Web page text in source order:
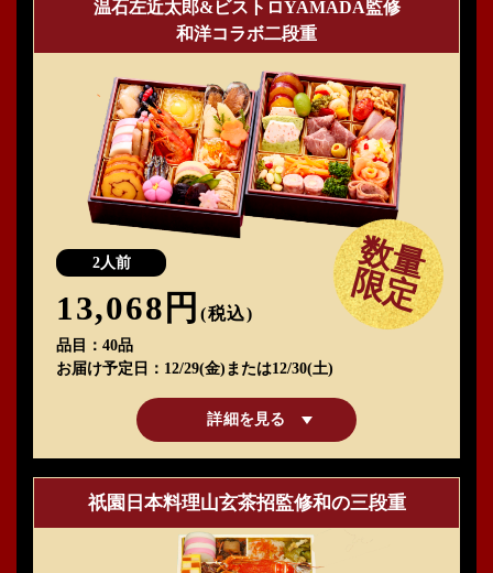
数量
限定
温石左近太郎& ビストロYAMADA監修
和洋コラボ二段重
2人前
品目
40品
お届け予定日
12/29(金)または12/30(土)
13,068円 (税込)
詳細を見る
祇園日本料理山玄茶招監修和の三段重